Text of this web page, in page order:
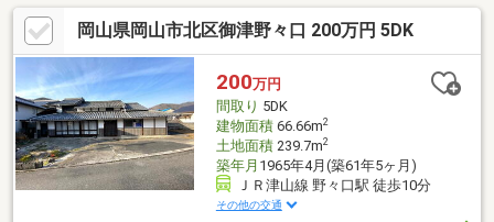
デザイン力で失敗しないリフォームを実現。中古物件をリノベ・
リフォームで蘇らせます。物件購入費用とリノベ工事費用を一緒
にローンで組む提案も可能です。購入・買い替え・購入+リノベ
ーションなど、お気軽にご相談ください！お問い合わせは【086-
250-9005】または資料請求・来場予約ボタンから。 * *☆*
*☆* *☆* *☆* *☆
岡山県岡山市北区御津野々口 200万円 5DK
200万円
間取り 5DK
建物面積66.66m2
土地面積239.7m2
築年月 1965年4月(築61年5ヶ月)
ＪＲ津山線 野々口駅 徒歩10分
その他の交通